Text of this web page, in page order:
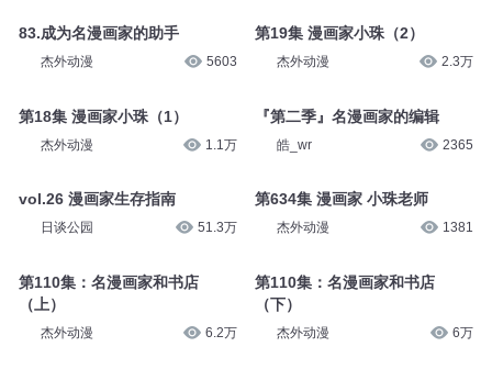
83.成为名漫画家的助手
杰外动漫 5603
第18集 漫画家小珠（1）
杰外动漫 1.1万
vol.26 漫画家生存指南
日谈公园 51.3万
第110集：名漫画家和书店
（上）
杰外动漫 6.2万
第19集 漫画家小珠（2）
杰外动漫 2.3万
『第二季』名漫画家的编辑
皓_wr 2365
第634集 漫画家 小珠老师
杰外动漫 1381
第110集：名漫画家和书店
（下）
杰外动漫 6万